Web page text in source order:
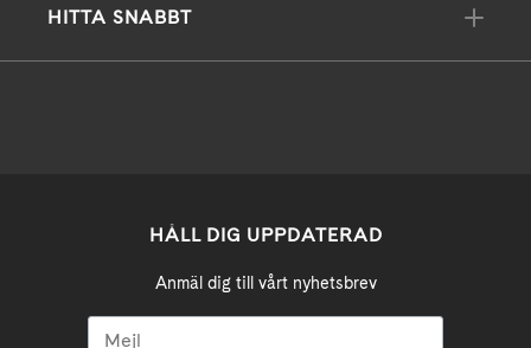
HITTA SNABBT
HÅLL DIG UPPDATERAD
Anmäl dig till vårt nyhetsbrev